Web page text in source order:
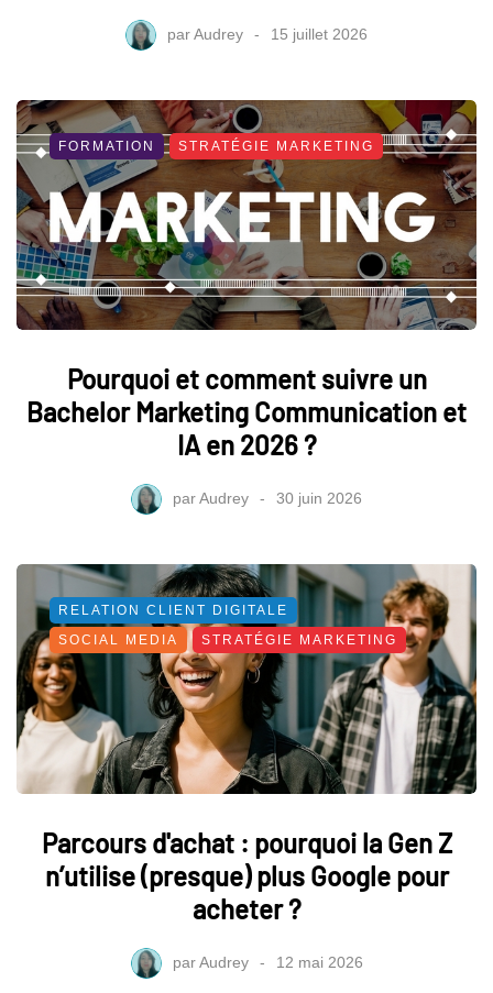
parAudrey 15 juillet 2026
FORMATION STRATÉGIE MARKETING
Pourquoi et comment suivre un
Bachelor Marketing Communication et
IA en 2026 ?
parAudrey 30 juin 2026
RELATION CLIENT DIGITALE
SOCIAL MEDIA
STRATÉGIE MARKETING
Parcours d'achat : pourquoi la Gen Z
n’utilise (presque) plus Google pour
acheter ?
parAudrey 12 mai 2026